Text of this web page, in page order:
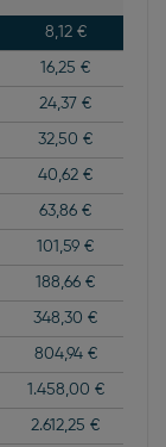
8,12 €
16,25 €
24,37 €
32,50 €
40,62 €
63,86 €
101,59 €
188,66 €
348,30 €
804,94 €
1.458,00 €
2.612,25 €